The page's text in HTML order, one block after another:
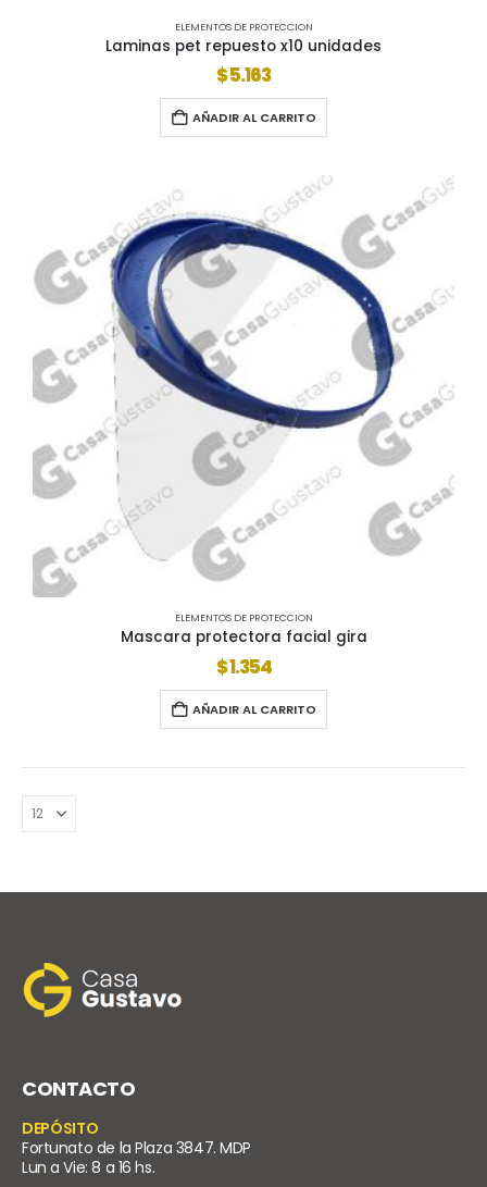
ELEMENTOS DE PROTECCION
Laminas pet repuesto x10 unidades
$5.163
AÑADIR AL CARRITO
ELEMENTOS DE PROTECCION
Mascara protectora facial gira
$1.354
AÑADIR AL CARRITO
CONTACTO
DEPÓSITO
Fortunato de la Plaza 3847. MDP
Lun a Vie: 8 a 16 hs.